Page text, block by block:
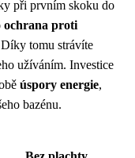
při prvním skoku do
ochrana proti
tomu strávíte
užíváním. Investice
úspory energie,
bazénu.